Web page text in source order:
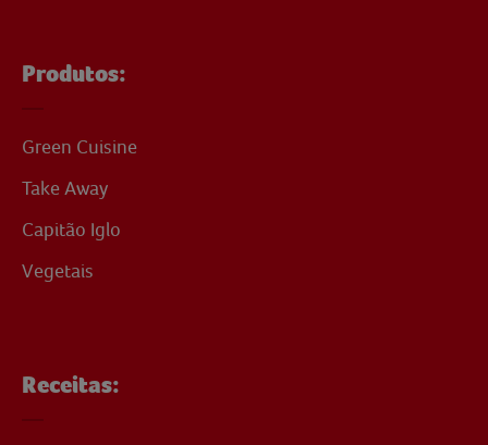
Produtos:
Green Cuisine
Take Away
Capitão Iglo
Vegetais
Receitas: